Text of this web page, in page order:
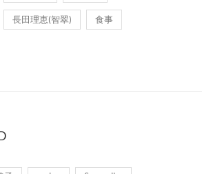
長田理恵(智翠) 食事